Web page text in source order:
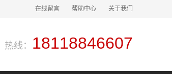
在线留言 帮助中心 关于我们
热线： 18118846607